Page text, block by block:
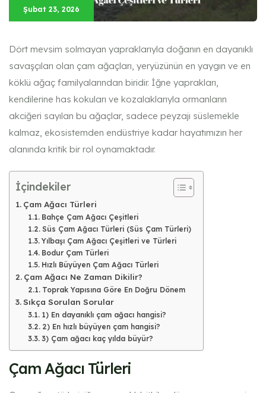
Şubat 23, 2026
Dört mevsim solmayan yapraklarıyla doğanın en dayanıklı
savaşçıları olan çam ağaçları, yeryüzünün en yaygın ve en
köklü ağaç familyalarından biridir. İğne yaprakları,
kendilerine has kokuları ve kozalaklarıyla ormanların
akciğeri sayılan bu ağaçlar, sadece peyzajı süslemekle
kalmaz, ekosistemden endüstriye kadar hayatımızın her
alanında kritik bir rol oynamaktadır.
İçindekiler
Çam Ağacı Türleri
Bahçe Çam Ağacı Çeşitleri
Süs Çam Ağacı Türleri (Süs Çam Türleri)
Yılbaşı Çam Ağacı Çeşitleri ve Türleri
Bodur Çam Türleri
Hızlı Büyüyen Çam Ağacı Türleri
Çam Ağacı Ne Zaman Dikilir?
Toprak Yapısına Göre En Doğru Dönem
Sıkça Sorulan Sorular
1) En dayanıklı çam ağacı hangisi?
2) En hızlı büyüyen çam hangisi?
3) Çam ağacı kaç yılda büyür?
Çam Ağacı Türleri